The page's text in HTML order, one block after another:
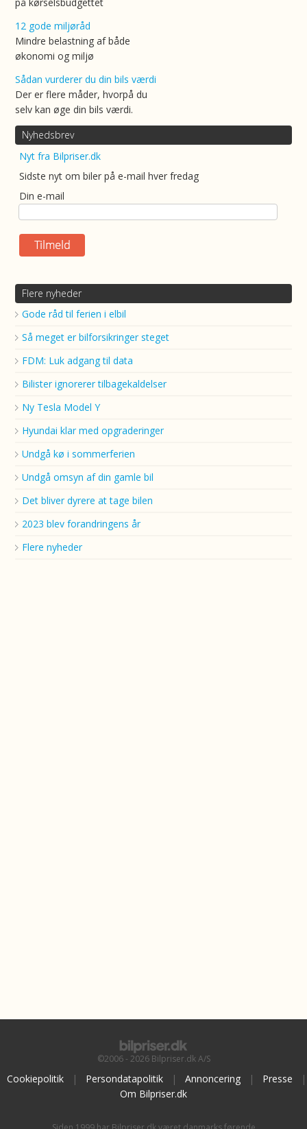
12 gode miljøråd
Mindre belastning af både
økonomi og miljø
Sådan vurderer du din bils værdi
Der er flere måder, hvorpå du
selv kan øge din bils værdi.
Nyhedsbrev
Nyt fra Bilpriser.dk
Sidste nyt om biler på e-mail hver fredag
Din e-mail
Flere nyheder
Gode råd til ferien i elbil
Så meget er bilforsikringer steget
FDM: Luk adgang til data
Bilister ignorerer tilbagekaldelser
Ny Tesla Model Y
Hyundai klar med opgraderinger
Undgå kø i sommerferien
Undgå omsyn af din gamle bil
Det bliver dyrere at tage bilen
2023 blev forandringens år
Flere nyheder
©2006 - 2026 Bilpriser.dk A/S
Cookiepolitik | Persondatapolitik | Annoncering | Presse
|
Om Bilpriser.dk